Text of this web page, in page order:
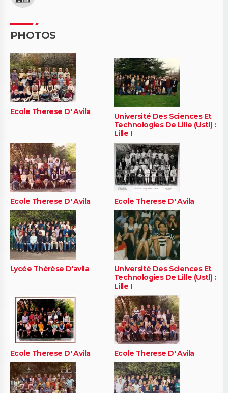
PHOTOS
Ecole Therese D' Avila
Université Des Sciences Et
Technologies De Lille (Ustl) :
Lille I
Ecole Therese D' Avila Ecole Therese D' Avila
Lycée Thérèse D'avila
Université Des Sciences Et
Technologies De Lille (Ustl) :
Lille I
Ecole Therese D' Avila Ecole Therese D' Avila